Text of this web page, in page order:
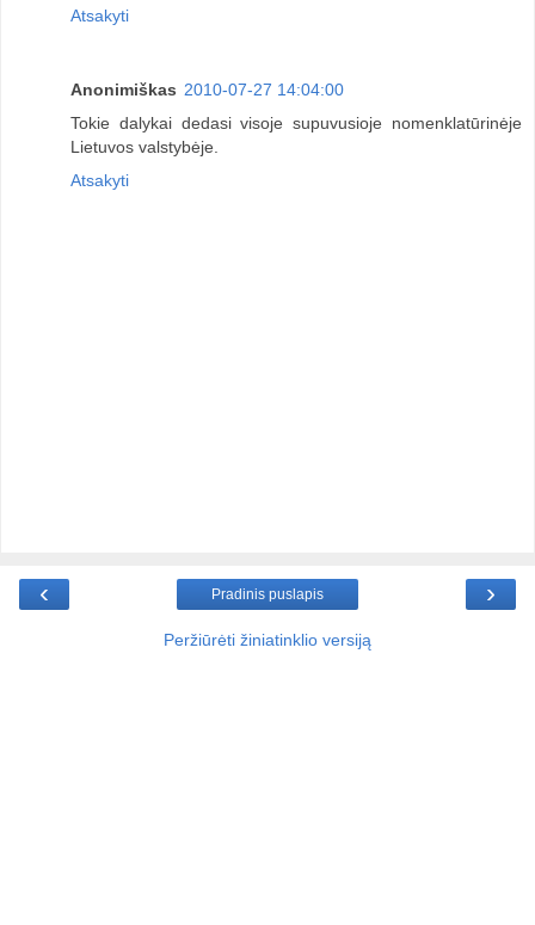
Atsakyti
Anonimiškas 2010-07-27 14:04:00
Tokie dalykai dedasi visoje supuvusioje nomenklatūrinėje
Lietuvos valstybėje.
Atsakyti
‹ ›
Pradinis puslapis
Peržiūrėti žiniatinklio versiją